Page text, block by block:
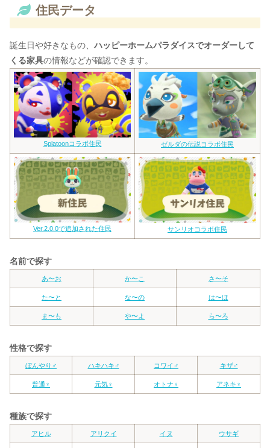
住民データ
誕生日や好きなもの、 ハッピーホームパラダイスでオーダーして
くる家具の情報などが確認できます。
Splatoonコラボ住民 ゼルダの伝説コラボ住民
Ver.2.0.0で追加された住民 サンリオコラボ住民
名前で探す
あ〜お か〜こ さ〜そ
た〜と な〜の は〜ほ
ま〜も や〜よ ら〜ろ
性格で探す
ぼんやり♂ ハキハキ♂ コワイ♂ キザ♂
普通♀ 元気♀ オトナ♀ アネキ♀
種族で探す
アヒル アリクイ イヌ ウサギ